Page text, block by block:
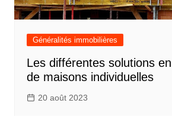
Généralités immobilières
Les différentes solutions
de maisons individuelles
20 août 2023